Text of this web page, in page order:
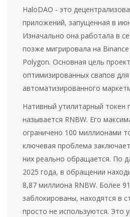
HaloDAO - это
приложений, запущенная в
Изначально она работала в
позже мигрировала на
Polygon. Основная цель
оптимизированных свапов
автоматизированного
Нативный утилитарный токен
называется RNBW. Его
ограничено 100 миллионами
ключевая проблема
них реально обращается. По
2025 года, в обращении
8,87 миллиона RNBW. Более
заблокированы, находятся в
просто не используются. Это